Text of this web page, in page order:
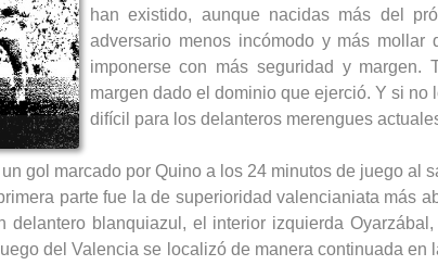
han existido, aunque nacidas más del
adversario menos incómodo y más
imponerse con más seguridad y
margen dado el dominio que ejerció. Y si
difícil para los delanteros merengues
gol marcado por Quino a los 24 minutos de juego al
parte fue la de superioridad valencianiata más
blanquiazul, el interior izquierda
del Valencia se localizó de manera continuada